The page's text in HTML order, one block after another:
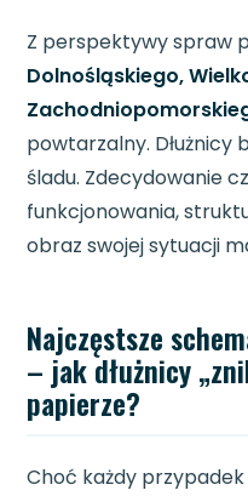
Z perspektywy spraw
Dolnośląskiego,
powtarzalny. Dłużnicy
śladu. Zdecydowanie
funkcjonowania,
obraz swojej sytuacji
Najczęstsze
– jak dłużnicy
papierze?
Choć każdy